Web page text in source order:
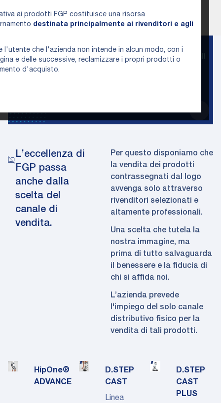
Rivenditori selezionati e altamente professionali
VENDITA ESCLUSIVA DIRETTA
ai prodotti FGP costituisce una risorsa
destinata principalmente ai rivenditori e agli
l'utente che l'azienda non intende in alcun modo, con i
e delle successive, reclamizzare i propri prodotti o
d'acquisto.
L’eccellenza di
FGP passa
anche dalla
scelta del
canale di
vendita.
Per questo disponiamo che
la vendita dei prodotti
contrassegnati dal logo
avvenga solo attraverso
rivenditori selezionati e
altamente professionali.
Una scelta che tutela la
nostra immagine, ma
prima di tutto salvaguarda
il benessere e la fiducia di
chi si affida noi.
L’azienda prevede
l'impiego del solo canale
distributivo fisico per la
vendita di tali prodotti.
HipOne®
ADVANCE
D.STEP
CAST
Linea
D.STEP
CAST
PLUS